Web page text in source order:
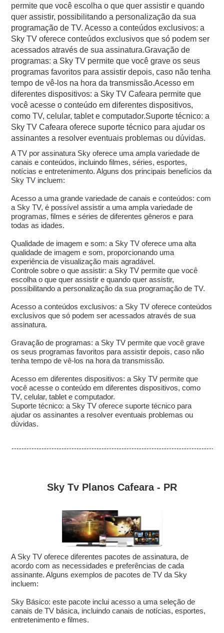
permite que você escolha o que quer assistir e quando
quer assistir, possibilitando a personalização da sua
programação de TV. Acesso a conteúdos exclusivos: a
Sky TV oferece conteúdos exclusivos que só podem ser
acessados através de sua assinatura.Gravação de
programas: a Sky TV permite que você grave os seus
programas favoritos para assistir depois, caso não tenha
tempo de vê-los na hora da transmissão.Acesso em
diferentes dispositivos: a Sky TV Cafeara permite que
você acesse o conteúdo em diferentes dispositivos,
como TV, celular, tablet e computador.Suporte técnico: a
Sky TV Cafeara oferece suporte técnico para ajudar os
assinantes a resolver eventuais problemas ou dúvidas.
A TV por assinatura Sky oferece uma ampla variedade de
canais e conteúdos, incluindo filmes, séries, esportes,
notícias e entretenimento. Alguns dos principais benefícios da
Sky TV incluem:
Acesso a uma grande variedade de canais e conteúdos: com
a Sky TV, é possível assistir a uma ampla variedade de
programas, filmes e séries de diferentes gêneros e para
todas as idades.
Qualidade de imagem e som: a Sky TV oferece uma alta
qualidade de imagem e som, proporcionando uma
experiência de visualização mais agradável.
Controle sobre o que assistir: a Sky TV permite que você
escolha o que quer assistir e quando quer assistir,
possibilitando a personalização da sua programação de TV.
Acesso a conteúdos exclusivos: a Sky TV oferece conteúdos
exclusivos que só podem ser acessados através de sua
assinatura.
Gravação de programas: a Sky TV permite que você grave
os seus programas favoritos para assistir depois, caso não
tenha tempo de vê-los na hora da transmissão.
Acesso em diferentes dispositivos: a Sky TV permite que
você acesse o conteúdo em diferentes dispositivos, como
TV, celular, tablet e computador.
Suporte técnico: a Sky TV oferece suporte técnico para
ajudar os assinantes a resolver eventuais problemas ou
dúvidas.
Sky Tv Planos Cafeara - PR
A Sky TV oferece diferentes pacotes de assinatura, de
acordo com as necessidades e preferências de cada
assinante. Alguns exemplos de pacotes de TV da Sky
incluem:
Sky Básico: este pacote inclui acesso a uma seleção de
canais de TV básica, incluindo canais de notícias, esportes,
entretenimento e filmes.